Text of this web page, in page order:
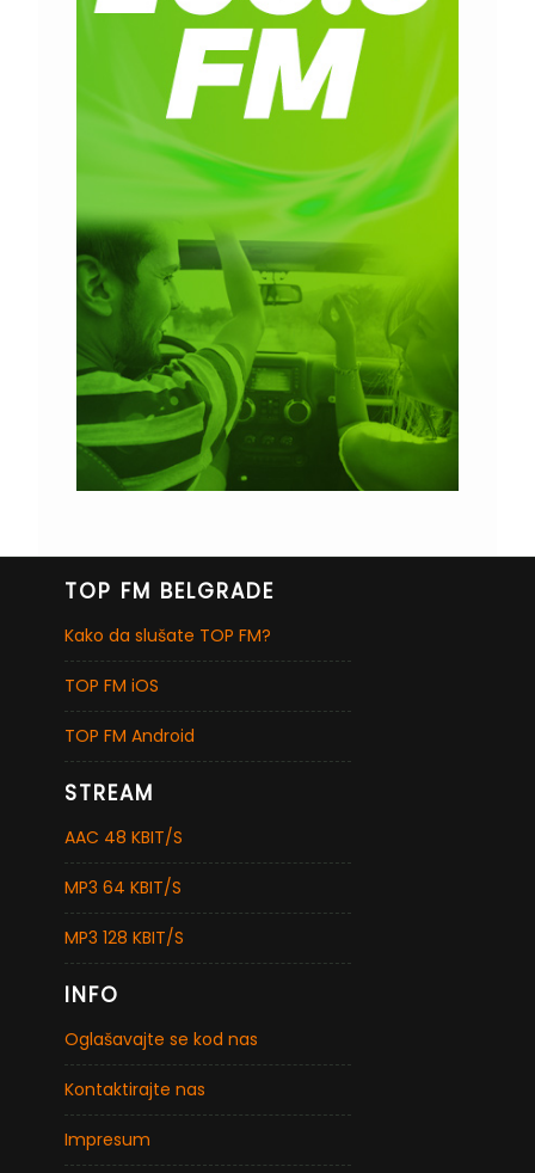
TOP FM BELGRADE
Kako da slušate TOP FM?
TOP FM iOS
TOP FM Android
STREAM
AAC 48 KBIT/S
MP3 64 KBIT/S
MP3 128 KBIT/S
INFO
Oglašavajte se kod nas
Kontaktirajte nas
Impresum